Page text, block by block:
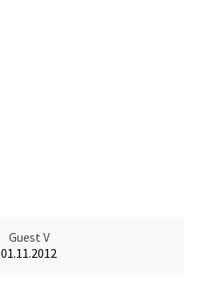
Guest V
01.11.2012